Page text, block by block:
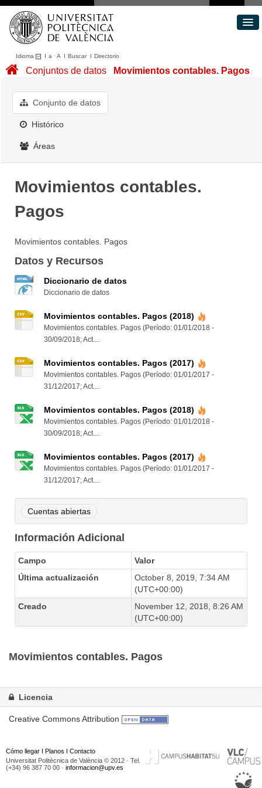
Idioma I a ·A I BuscarI Directorio
Conjuntos de datos
Acerca de
Conjuntos de datos Movimientos contables. Pagos
Conjunto de datos
Histórico
Áreas
Movimientos contables.
Pagos
Movimientos contables. Pagos
Datos y Recursos
Diccionario de datos
Diccionario de datos
Movimientos contables. Pagos (2018)
Movimientos contables. Pagos (Período: 01/01/2018 -
30/09/2018; Act....
Movimientos contables. Pagos (2017)
Movimientos contables. Pagos (Período: 01/01/2017 -
31/12/2017; Act....
Movimientos contables. Pagos (2018)
Movimientos contables. Pagos (Período: 01/01/2018 -
30/09/2018; Act....
Movimientos contables. Pagos (2017)
Movimientos contables. Pagos (Período: 01/01/2017 -
31/12/2017; Act....
Cuentas abiertas
Información Adicional
Campo
Valor
Última actualización
October 8, 2019, 7:34 AM
(UTC+00:00)
Creado
November 12, 2018, 8:26 AM
(UTC+00:00)
Movimientos contables. Pagos
Licencia
Creative Commons Attribution
Cómo llegar I Planos I Contacto
Universitat Politècnica de València © 2012 · Tel.
(+34) 96 387 70 00 · informacion@upv.es